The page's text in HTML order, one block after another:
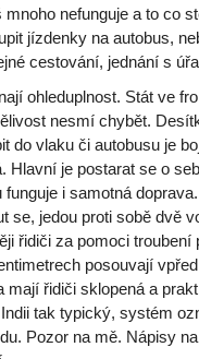
mnoho nefunguje a to co
jízdenky na autobus,
cestování, jednání s
ohleduplnost. Stát ve
nesmí chybět.
do vlaku či autobusu je
Hlavní je postarat se o
funguje i samotná
se, jedou proti sobě dvě
řidiči za pomoci
posouvají
mají řidiči sklopená a
tak typický, systém
Pozor na mě. Nápisy